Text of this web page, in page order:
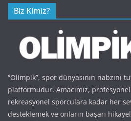
Biz Kimiz?
“Olimpik”, spor dünyasının nabzını
platformudur. Amacımız,
rekreasyonel sporculara kadar her
desteklemek ve onların başarı